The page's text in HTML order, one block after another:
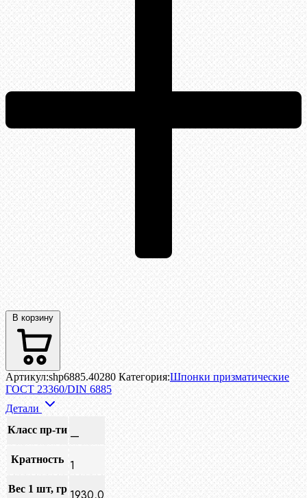
В корзину
Артикул:shp6885.40280 Категория:Шпонки призматические
ГОСТ 23360/DIN 6885
Детали
Класс пр-ти —
Кратность 1
Вес 1 шт, гр